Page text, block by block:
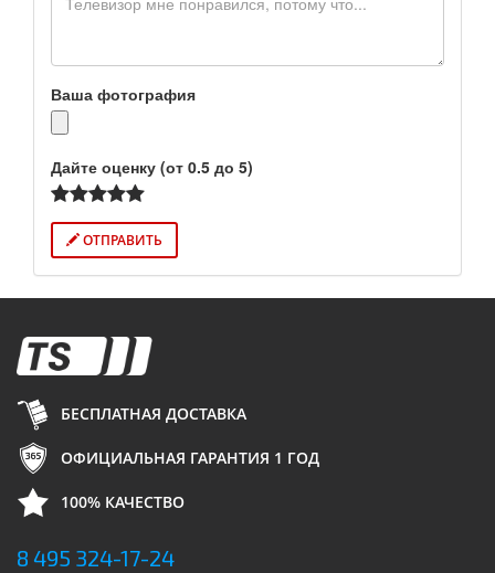
Ваша фотография
Дайте оценку (от 0.5 до 5)
ОТПРАВИТЬ
БЕСПЛАТНАЯ ДОСТАВКА
ОФИЦИАЛЬНАЯ ГАРАНТИЯ 1 ГОД
100% КАЧЕСТВО
8 495 324-17-24